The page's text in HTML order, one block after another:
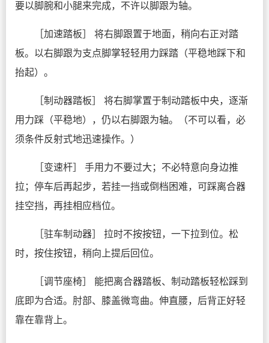
要以脚腕和小腿来完成，不许以脚跟为轴。
［加速踏板］ 将右脚跟置于地面，稍向右正对踏
板。以右脚跟为支点脚掌轻轻用力踩踏（平稳地踩下和
抬起）。
［制动器踏板］ 将右脚掌置于制动踏板中央，逐渐
用力踩（平稳地），仍以右脚跟为轴。（不可以看，必
须条件反射式地迅速操作。）
［变速杆］ 手用力不要过大；不必特意向身边推
拉；停车后再起步，若挂一挡或倒档困难，可踩离合器
挂空挡，再挂相应档位。
［驻车制动器］ 拉时不按按钮，一下拉到位。松
时，按住按钮，稍向上提后回位。
［调节座椅］ 能把离合器踏板、制动踏板轻松踩到
底即为合适。肘部、膝盖微弯曲。伸直腰，后背正好轻
靠在靠背上。